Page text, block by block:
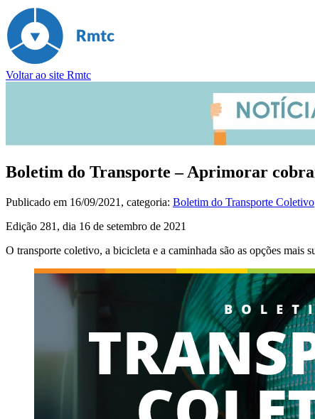
Voltar ao site Rmtc
Boletim do Transporte – Aprimorar
Publicado em 16/09/2021 , categoria: Boletim do Transporte Coletivo
Edição 281, dia 16 de setembro de 2021
O transporte coletivo, a bicicleta e a caminhada são as opções mais